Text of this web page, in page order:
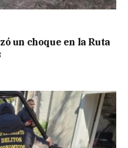
un choque en la Ruta